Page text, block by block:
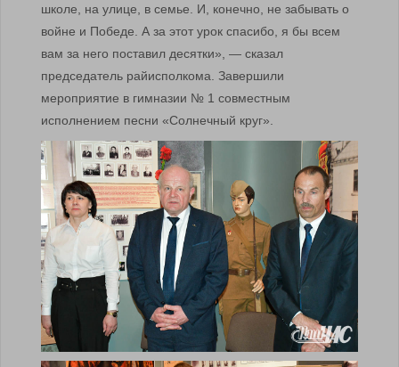
школе, на улице, в семье. И, конечно, не забывать о
войне и Победе. А за этот урок спасибо, я бы всем
вам за него поставил десятки», — сказал
председатель райисполкома. Завершили
мероприятие в гимназии № 1 совместным
исполнением песни «Солнечный круг».